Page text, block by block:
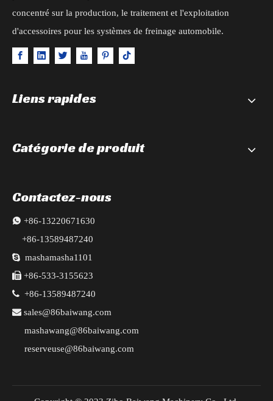
concentré sur la production, le traitement et l'exploitation
d'accessoires pour les systèmes de freinage automobile.
Liens rapides
Catégorie de produit
Contactez-nous
 +86-13220671630
+86-13589487240
 mashamasha1101
 +86-533-3155623
 +86-13589487240
 sales@86baiwang.com
mashawang@86baiwang.com
reserveuse@86baiwang.com